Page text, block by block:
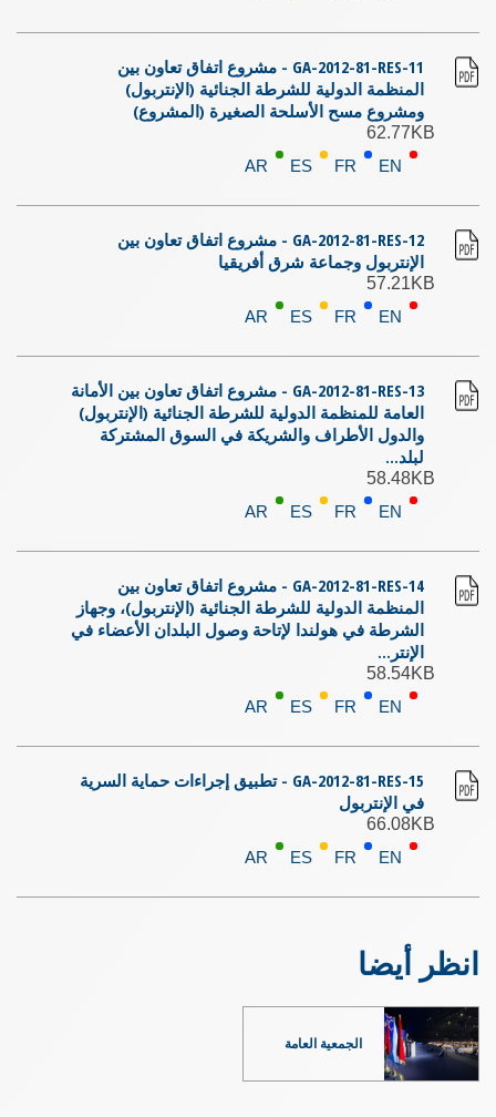
GA-2012-81-RES-11 - مشروع اتفاق تعاون بين
المنظمة الدولية للشرطة الجنائية (الإنتربول)
ومشروع مسح الأسلحة الصغيرة (المشروع)
62.77KB
EN
FR
ES
AR
GA-2012-81-RES-12 - مشروع اتفاق تعاون بين
الإنتربول وجماعة شرق أفريقيا
57.21KB
EN
FR
ES
AR
GA-2012-81-RES-13 - مشروع اتفاق تعاون بين الأمانة
العامة للمنظمة الدولية للشرطة الجنائية (الإنتربول)
والدول الأطراف والشريكة في السوق المشتركة
لبلد...
58.48KB
EN
FR
ES
AR
GA-2012-81-RES-14 - مشروع اتفاق تعاون بين
المنظمة الدولية للشرطة الجنائية (الإنتربول)، وجهاز
الشرطة في هولندا لإتاحة وصول البلدان الأعضاء في
الإنتر...
58.54KB
EN
FR
ES
AR
GA-2012-81-RES-15 - تطبيق إجراءات حماية السرية
في الإنتربول
66.08KB
EN
FR
ES
AR
انظر أيضا
الجمعية العامة